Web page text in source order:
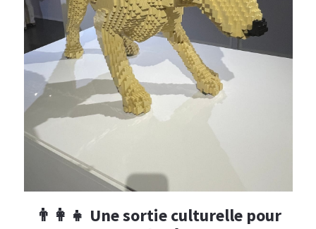
👨‍👩‍👧 Une sortie culturelle pour